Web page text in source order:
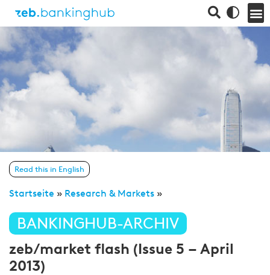
Read this in English
Startseite » Research & Markets »
BANKINGHUB-ARCHIV
zeb/market flash (Issue 5 – April
2013)